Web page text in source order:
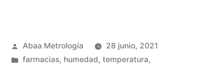
termohigrómetro
Publicado
por
Abaa Metrología
28 junio, 2021
Publicada
farmacias, humedad, temperatura,